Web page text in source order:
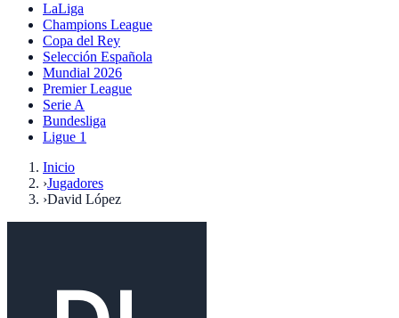
LaLiga
Champions League
Copa del Rey
Selección Española
Mundial 2026
Premier League
Serie A
Bundesliga
Ligue 1
Inicio
›Jugadores
›David López